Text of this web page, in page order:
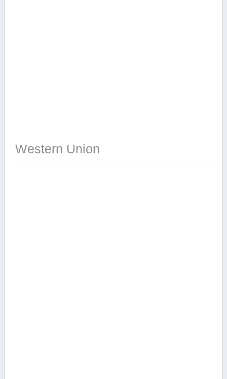
Western Union